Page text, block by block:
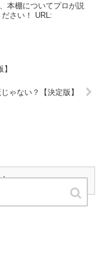
本棚についてプロが説
ださい！ URL:
ゃない？【決定版】